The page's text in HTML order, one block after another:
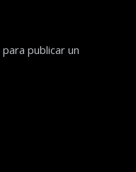
para publicar un